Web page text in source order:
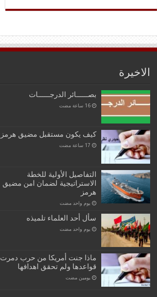
الاخيرة
بصــــــائر الدرجــــــات
كيف يكون مستقبل مضيق هرمز
التفاصيل الأولية للخطة
الاستراتيجية لضمان امن مضيق
هرمز
‏يوم واحد مضت
سأل أحد العلماء تلميذه
‏يوم واحد مضت
ماذا جنت أمريكا من حرب دمرت
قواعدها ولم تحقق اهدافها
‏يومين مضت